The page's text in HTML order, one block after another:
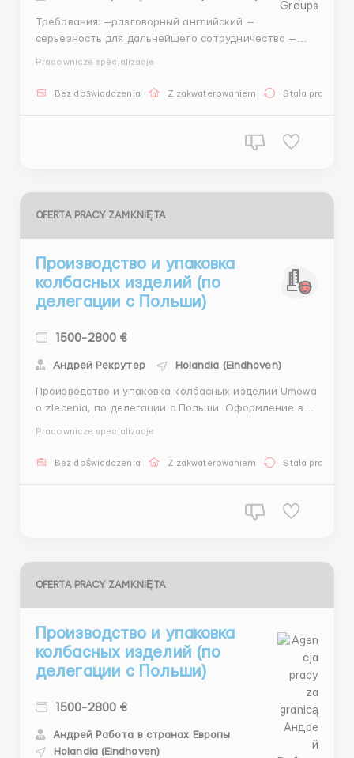
Требования: —разговорный английский —
серьезность для дальнейшего сотрудничества —
—зарплата 11,83 евро брутто/час —бесплатный
Pracownicze specjalizacje
Bez doświadczenia Z zakwaterowaniem Stała praca
OFERTA PRACY ZAMKNIĘTA
Производство и упаковка
колбасных изделий (по
делегации с Польши)
1500-2800 €
Андрей Рекрутер Holandia (Eindhoven)
Производство и упаковка колбасных изделий Umowa
o zlecenia, по делегации с Польши. Оформление в
оплата 116%, Overtime +125%, Benefit +2%
Pracownicze specjalizacje
Bez doświadczenia Z zakwaterowaniem Stała praca
OFERTA PRACY ZAMKNIĘTA
Производство и упаковка
колбасных изделий (по
делегации с Польши)
1500-2800 €
Андрей Работа в странах Европы
Holandia (Eindhoven)